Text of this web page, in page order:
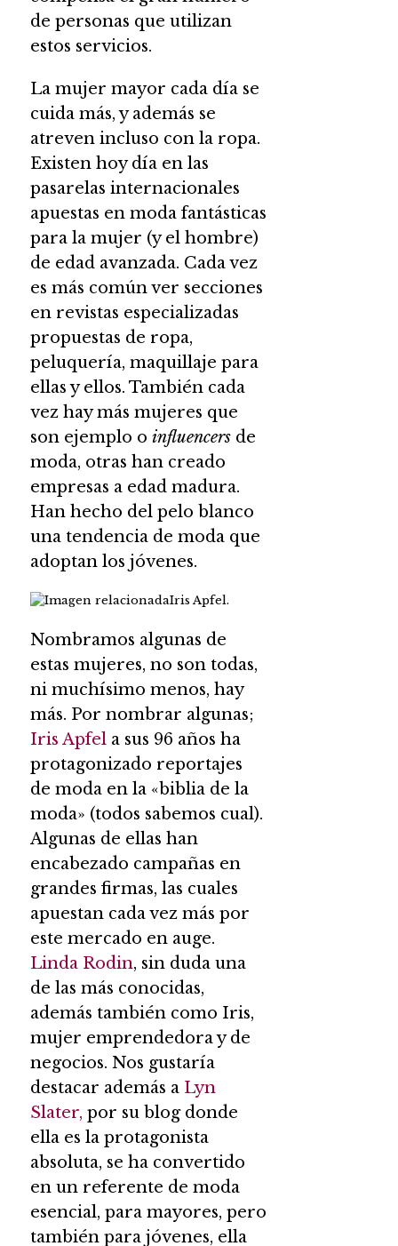
de personas que utilizan
estos servicios.
La mujer mayor cada día se
cuida más, y además se
atreven incluso con la ropa.
Existen hoy día en las
pasarelas internacionales
apuestas en moda fantásticas
para la mujer (y el hombre)
de edad avanzada. Cada vez
es más común ver secciones
en revistas especializadas
propuestas de ropa,
peluquería, maquillaje para
ellas y ellos. También cada
vez hay más mujeres que
son ejemplo o influencers de
moda, otras han creado
empresas a edad madura.
Han hecho del pelo blanco
una tendencia de moda que
adoptan los jóvenes.
Iris Apfel.
Nombramos algunas de
estas mujeres, no son todas,
ni muchísimo menos, hay
más. Por nombrar algunas;
Iris Apfela sus 96 años ha
protagonizado reportajes
de moda en la «biblia de la
moda» (todos sabemos cual).
Algunas de ellas han
encabezado campañas en
grandes firmas, las cuales
apuestan cada vez más por
este mercado en auge.
Linda Rodin, sin duda una
de las más conocidas,
además también como Iris,
mujer emprendedora y de
negocios. Nos gustaría
destacar además a Lyn
Slater, por su blog donde
ella es la protagonista
absoluta, se ha convertido
en un referente de moda
esencial, para mayores, pero
también para jóvenes, ella